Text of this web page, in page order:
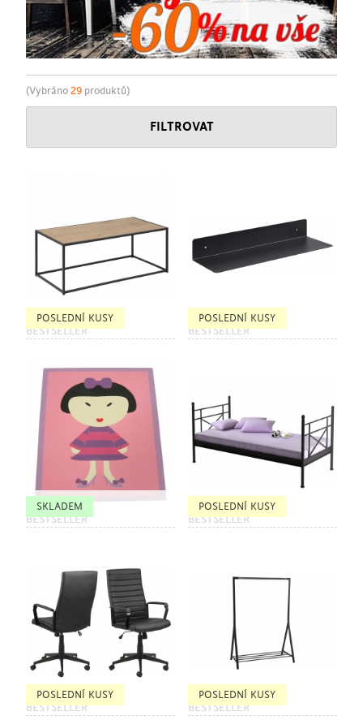
(Vybráno 29 produktů)
FILTROVAT
POSLEDNÍ KUSY
BESTSELLER
POSLEDNÍ KUSY
BESTSELLER
SKLADEM
BESTSELLER
POSLEDNÍ KUSY
BESTSELLER
POSLEDNÍ KUSY
BESTSELLER
POSLEDNÍ KUSY
BESTSELLER